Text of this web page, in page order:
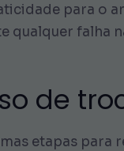
para o
qualquer falha
de
etapas